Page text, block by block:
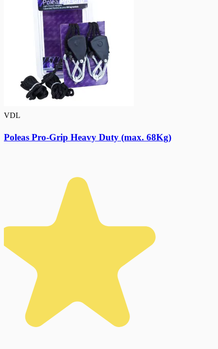
VDL
Poleas Pro-Grip Heavy Duty (max. 68Kg)